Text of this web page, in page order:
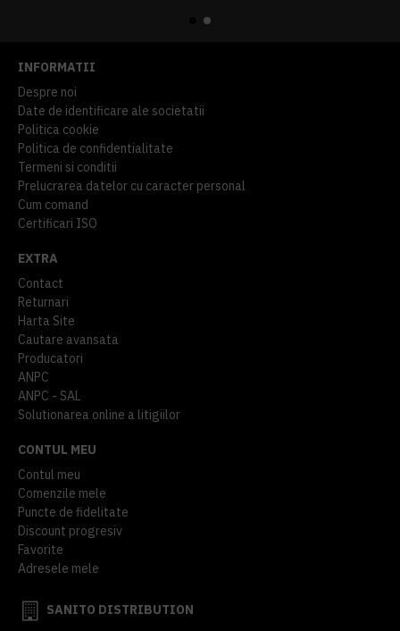
INFORMATII
Despre noi
Date de identificare ale societatii
Politica cookie
Politica de confidentialitate
Termeni si conditii
Prelucrarea datelor cu caracter personal
Cum comand
Certificari ISO
EXTRA
Contact
Returnari
Harta Site
Cautare avansata
Producatori
ANPC
ANPC - SAL
Solutionarea online a litigiilor
CONTUL MEU
Contul meu
Comenzile mele
Puncte de fidelitate
Discount progresiv
Favorite
Adresele mele
SANITO DISTRIBUTION